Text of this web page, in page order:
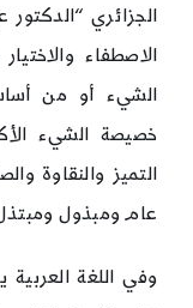
الجزائري
الاصطفاء
الشيء أو من
خصيصة الشيء
التميز والنقاوة
عام ومبذول
وفي اللغة